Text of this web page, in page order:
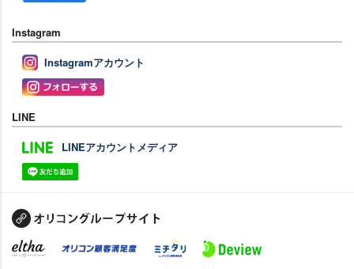
Instagram
Instagramアカウント
LINE
LINEアカウントメディア